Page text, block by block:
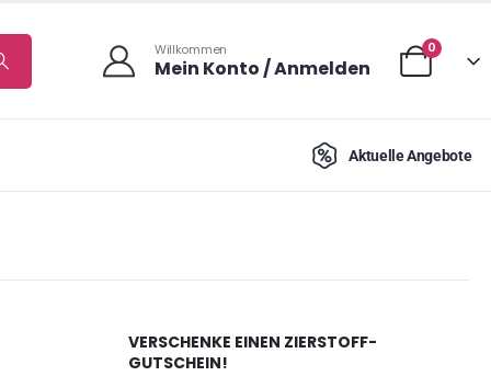
Willkommen
Mein Konto / Anmelden
0
Aktuelle Angebote
VERSCHENKE EINEN ZIERSTOFF-
GUTSCHEIN!